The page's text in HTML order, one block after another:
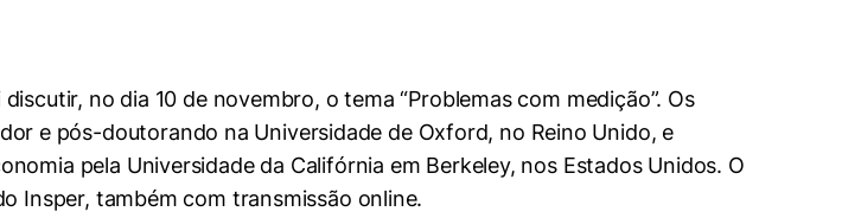
no dia 10 de novembro, o tema “Problemas com medição”. Os
e pós-doutorando na Universidade de Oxford, no Reino Unido, e
pela Universidade da Califórnia em Berkeley, nos Estados Unidos. O
Insper, também com transmissão online.